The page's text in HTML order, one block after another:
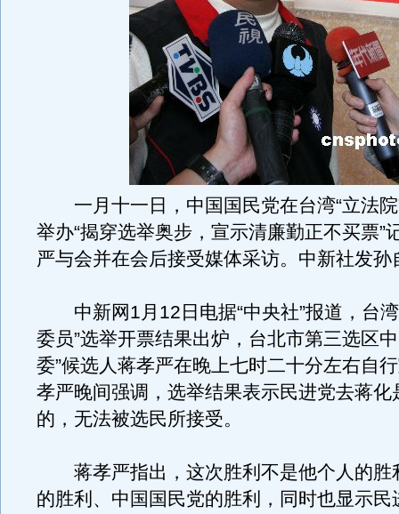
一月十一日，中国国民党在台湾“立法院
举办“揭穿选举奥步，宣示清廉勤正不买票”
严与会并在会后接受媒体采访。中新社发孙
中新网1月12日电据“中央社”报道，台湾
委员”选举开票结果出炉，台北市第三选区
委”候选人蒋孝严在晚上七时二十分左右自
孝严晚间强调，选举结果表示民进党去蒋化
的，无法被选民所接受。
蒋孝严指出，这次胜利不是他个人的胜
的胜利、中国国民党的胜利，同时也显示民